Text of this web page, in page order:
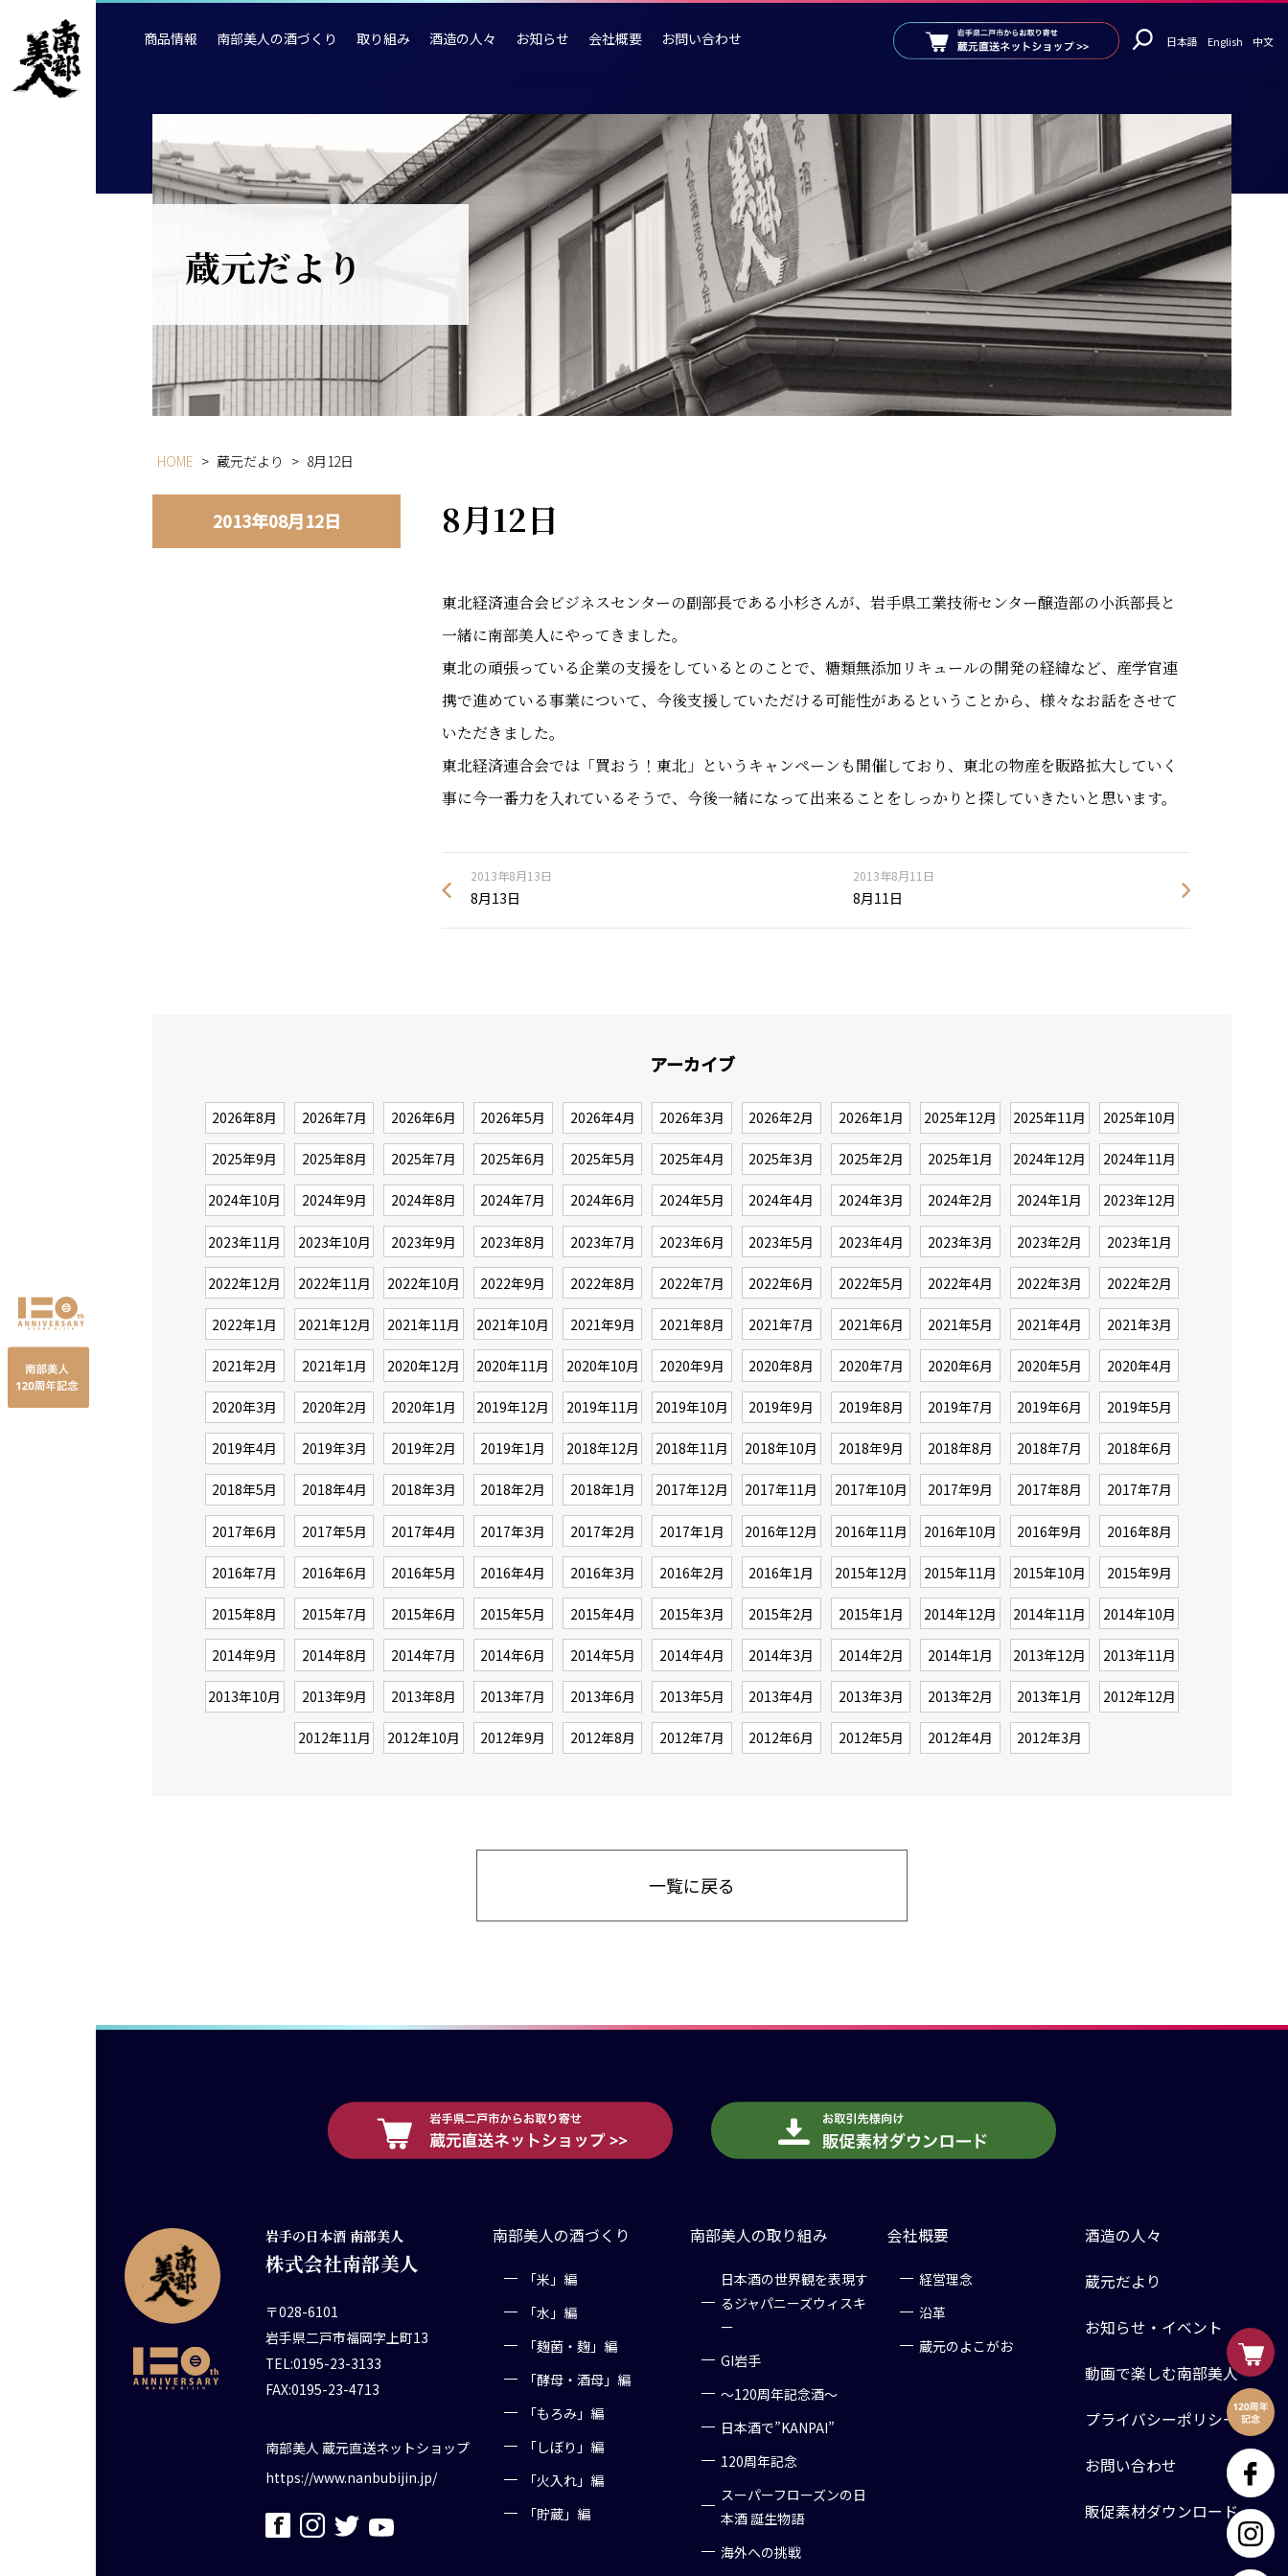
商品情報 南部美人の酒づくり 取り組み 酒造の人々 お知らせ 会社概要 お問い合わせ 日本語 English 中文
蔵元だより
HOME > 蔵元だより > 8月12日
2013年08月12日 8月12日
東北経済連合会ビジネスセンターの副部長である小杉さんが、岩手県工業技術センター醸造部の小浜部長と
一緒に南部美人にやってきました。
東北の頑張っている企業の支援をしているとのことで、糖類無添加リキュールの開発の経緯など、産学官連
携で進めている事業について、今後支援していただける可能性があるということから、様々なお話をさせて
いただきました。
東北経済連合会では「買おう！東北」というキャンペーンも開催しており、東北の物産を販路拡大していく
事に今一番力を入れているそうで、今後一緒になって出来ることをしっかりと探していきたいと思います。
2013年8月13日
8月13日
2013年8月11日
8月11日
アーカイブ
2026年8月 2026年7月 2026年6月 2026年5月 2026年4月 2026年3月 2026年2月 2026年1月 2025年12月 2025年11月 2025年10月
2025年9月 2025年8月 2025年7月 2025年6月 2025年5月 2025年4月 2025年3月 2025年2月 2025年1月 2024年12月 2024年11月
2024年10月 2024年9月 2024年8月 2024年7月 2024年6月 2024年5月 2024年4月 2024年3月 2024年2月 2024年1月 2023年12月
2023年11月 2023年10月 2023年9月 2023年8月 2023年7月 2023年6月 2023年5月 2023年4月 2023年3月 2023年2月 2023年1月
2022年12月 2022年11月 2022年10月 2022年9月 2022年8月 2022年7月 2022年6月 2022年5月 2022年4月 2022年3月 2022年2月
2022年1月 2021年12月 2021年11月 2021年10月 2021年9月 2021年8月 2021年7月 2021年6月 2021年5月 2021年4月 2021年3月
2021年2月 2021年1月 2020年12月 2020年11月 2020年10月 2020年9月 2020年8月 2020年7月 2020年6月 2020年5月 2020年4月
2020年3月 2020年2月 2020年1月 2019年12月 2019年11月 2019年10月 2019年9月 2019年8月 2019年7月 2019年6月 2019年5月
2019年4月 2019年3月 2019年2月 2019年1月 2018年12月 2018年11月 2018年10月 2018年9月 2018年8月 2018年7月 2018年6月
2018年5月 2018年4月 2018年3月 2018年2月 2018年1月 2017年12月 2017年11月 2017年10月 2017年9月 2017年8月 2017年7月
2017年6月 2017年5月 2017年4月 2017年3月 2017年2月 2017年1月 2016年12月 2016年11月 2016年10月 2016年9月 2016年8月
2016年7月 2016年6月 2016年5月 2016年4月 2016年3月 2016年2月 2016年1月 2015年12月 2015年11月 2015年10月 2015年9月
2015年8月 2015年7月 2015年6月 2015年5月 2015年4月 2015年3月 2015年2月 2015年1月 2014年12月 2014年11月 2014年10月
2014年9月 2014年8月 2014年7月 2014年6月 2014年5月 2014年4月 2014年3月 2014年2月 2014年1月 2013年12月 2013年11月
2013年10月 2013年9月 2013年8月 2013年7月 2013年6月 2013年5月 2013年4月 2013年3月 2013年2月 2013年1月 2012年12月
2012年11月 2012年10月 2012年9月 2012年8月 2012年7月 2012年6月 2012年5月 2012年4月 2012年3月
一覧に戻る
岩手の日本酒 南部美人
株式会社南部美人
〒028-6101
岩手県二戸市福岡字上町13
TEL:0195-23-3133
FAX:0195-23-4713
南部美人 蔵元直送ネットショップ
https://www.nanbubijin.jp/
南部美人の酒づくり
「米」編
「水」編
「麹菌・麹」編
「酵母・酒母」編
「もろみ」編
「しぼり」編
「火入れ」編
「貯蔵」編
南部美人の取り組み
日本酒の世界観を表現す
るジャパニーズウィスキ
ー
GI岩手
～120周年記念酒～
日本酒で”KANPAI”
120周年記念
スーパーフローズンの日
本酒 誕生物語
海外への挑戦
会社概要
経営理念
沿革
蔵元のよこがお
酒造の人々
蔵元だより
お知らせ・イベント
動画で楽しむ南部美人
プライバシーポリシー
お問い合わせ
販促素材ダウンロード